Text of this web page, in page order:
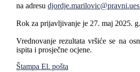
na adresu
Rok za prijavljivanje je 27. maj 2025. g.
Vrednovanje rezultata vršiće se na
ispita i prosječne ocjene.
Štampa El. pošta